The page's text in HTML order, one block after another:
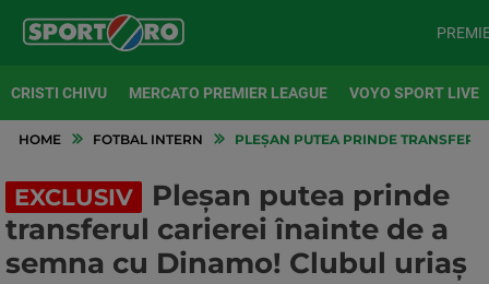
CRISTI CHIVU MERCATO PREMIER LEAGUE VOYO SPORT LIVE
HOME FOTBAL INTERN PLEȘAN PUTEA PRINDE
EXCLUSIV
Pleșan putea prinde
transferul carierei înainte de a
semna cu Dinamo! Clubul uriaș